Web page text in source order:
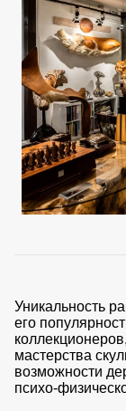
Уникальность
его
мастерства
возможности
психо-